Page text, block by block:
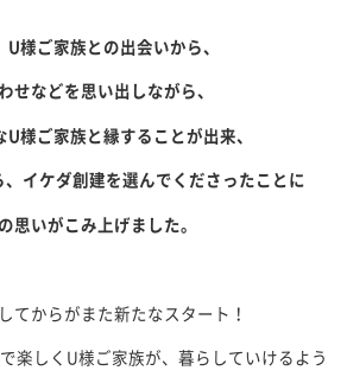
U様ご家族との出会いから、
せなどを思い出しながら、
様ご家族と縁することが出来、
イケダ創建を選んでくださったことに
思いがこみ上げました。
てからがまた新たなスタート！
楽しくU様ご家族が、暮らしていけるよう